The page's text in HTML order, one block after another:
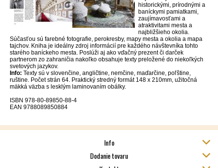
historickými, prírodnými a
baníckymi pamiatkami,
zaujímavosťami a
atraktivitami mesta a
najbližšieho okolia.
Súčasťou sú farebné fotografie, perokresby, mapy mesta a okolia a mapa
tajchov. Kniha je ideálny zdroj informácií pre každého návštevníka tohto
starého baníckeho mesta. Poslúži aj ako vďačný prezent či darček
partnerom zo zahraničia nakoľko obsahuje texty preložené do niekoľkých
svetových jazykov.
Info: Texty sú v slovenčine, angličtine, nemčine, maďarčine, poľštine,
ruštine. Počet strán 64. Praktický stredný formát 148 x 210mm, užitočná
mäkká väzba s lesklým laminovaním obálky.
ISBN 978-80-89850-88-4
EAN 9788089850884
Info
Dodanie tovaru